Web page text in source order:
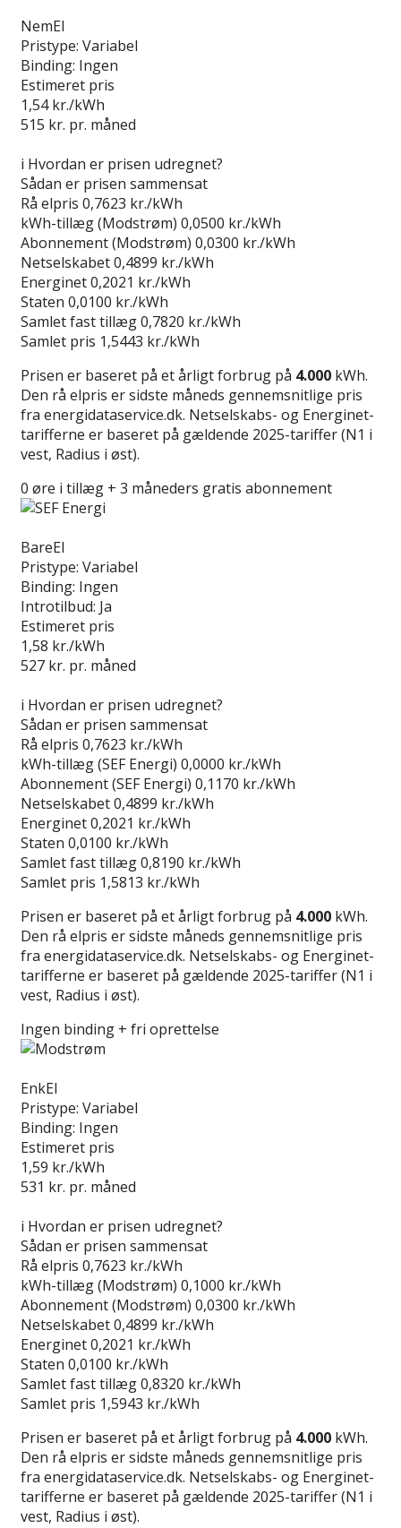
NemEl
Pristype: Variabel
Binding: Ingen
Estimeret pris
1,54 kr./kWh
515 kr. pr. måned
i Hvordan er prisen udregnet?
Sådan er prisen sammensat
Rå elpris 0,7623 kr./kWh
kWh-tillæg (Modstrøm) 0,0500 kr./kWh
Abonnement (Modstrøm) 0,0300 kr./kWh
Netselskabet0,4899 kr./kWh
Energinet0,2021 kr./kWh
Staten 0,0100 kr./kWh
Samlet fast tillæg0,7820 kr./kWh
Samlet pris 1,5443 kr./kWh
Prisen er baseret på et årligt forbrug på 4.000 kWh.
Den rå elpris er sidste måneds gennemsnitlige pris
fra energidataservice.dk. Netselskabs- og Energinet-
tarifferne er baseret på gældende 2025-tariffer (N1 i
vest, Radius i øst).
0 øre i tillæg + 3 måneders gratis abonnement
BareEl
Pristype: Variabel
Binding: Ingen
Introtilbud: Ja
Estimeret pris
1,58 kr./kWh
527 kr. pr. måned
i Hvordan er prisen udregnet?
Sådan er prisen sammensat
Rå elpris 0,7623 kr./kWh
kWh-tillæg (SEF Energi) 0,0000 kr./kWh
Abonnement (SEF Energi) 0,1170 kr./kWh
Netselskabet0,4899 kr./kWh
Energinet0,2021 kr./kWh
Staten 0,0100 kr./kWh
Samlet fast tillæg0,8190 kr./kWh
Samlet pris 1,5813 kr./kWh
Prisen er baseret på et årligt forbrug på 4.000 kWh.
Den rå elpris er sidste måneds gennemsnitlige pris
fra energidataservice.dk. Netselskabs- og Energinet-
tarifferne er baseret på gældende 2025-tariffer (N1 i
vest, Radius i øst).
Ingen binding + fri oprettelse
EnkEl
Pristype: Variabel
Binding: Ingen
Estimeret pris
1,59 kr./kWh
531 kr. pr. måned
i Hvordan er prisen udregnet?
Sådan er prisen sammensat
Rå elpris 0,7623 kr./kWh
kWh-tillæg (Modstrøm) 0,1000 kr./kWh
Abonnement (Modstrøm) 0,0300 kr./kWh
Netselskabet0,4899 kr./kWh
Energinet0,2021 kr./kWh
Staten 0,0100 kr./kWh
Samlet fast tillæg0,8320 kr./kWh
Samlet pris 1,5943 kr./kWh
Prisen er baseret på et årligt forbrug på 4.000 kWh.
Den rå elpris er sidste måneds gennemsnitlige pris
fra energidataservice.dk. Netselskabs- og Energinet-
tarifferne er baseret på gældende 2025-tariffer (N1 i
vest, Radius i øst).